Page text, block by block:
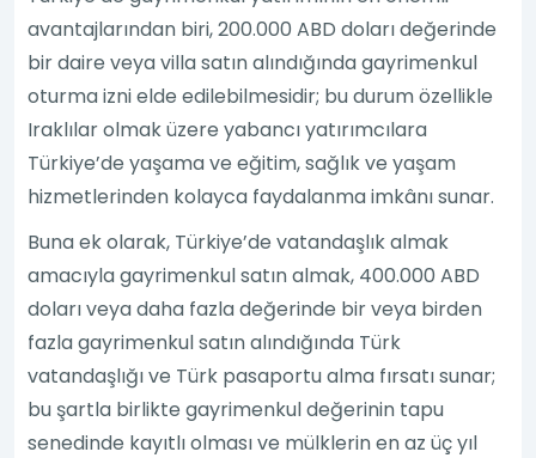
avantajlarından biri, 200.000 ABD doları değerinde
bir daire veya villa satın alındığında gayrimenkul
oturma izni elde edilebilmesidir; bu durum özellikle
Iraklılar olmak üzere yabancı yatırımcılara
Türkiye’de yaşama ve eğitim, sağlık ve yaşam
hizmetlerinden kolayca faydalanma imkânı sunar.
Buna ek olarak, Türkiye’de vatandaşlık almak
amacıyla gayrimenkul satın almak, 400.000 ABD
doları veya daha fazla değerinde bir veya birden
fazla gayrimenkul satın alındığında Türk
vatandaşlığı ve Türk pasaportu alma fırsatı sunar;
bu şartla birlikte gayrimenkul değerinin tapu
senedinde kayıtlı olması ve mülklerin en az üç yıl